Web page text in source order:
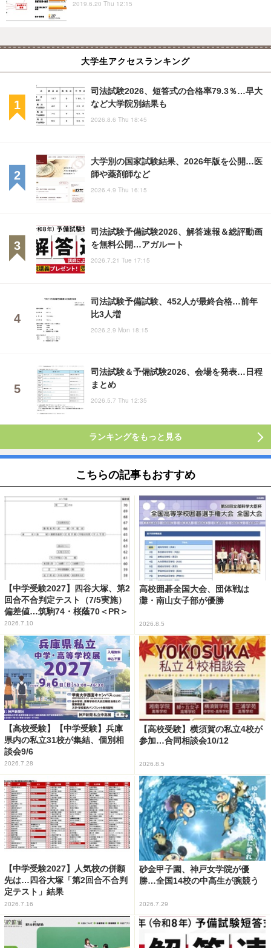
2019.6.20 Thu 12:15
大学生アクセスランキング
司法試験2026、短答式の合格率79.3％…早大
など大学院別結果も
2026.8.6 Thu 18:45
大学別の国家試験結果、2026年版を公開…医
師や薬剤師など
2026.4.9 Thu 16:15
司法試験予備試験2026、解答速報＆総評動画
を無料公開…アガルート
2026.7.21 Tue 17:15
司法試験予備試験、452人が最終合格…前年
比3人増
2026.2.9 Mon 18:15
司法試験＆予備試験2026、会場を発表…日程
まとめ
2026.5.7 Thu 12:35
ランキングをもっと見る
こちらの記事もおすすめ
【中学受験2027】四谷大塚、第2
回合不合判定テスト（7/5実施）
偏差値…筑駒74・桜蔭70＜PR＞
2026.7.10
高校囲碁全国大会、団体戦は
灘・南山女子部が優勝
2026.8.5
【高校受験】【中学受験】兵庫
県内の私立31校が集結、個別相
談会9/6
2026.7.28
【高校受験】横須賀の私立4校が
参加…合同相談会10/12
2026.8.5
【中学受験2027】人気校の併願
先は…四谷大塚「第2回合不合判
定テスト」結果
2026.7.16
砂金甲子園、神戸女学院が優
勝…全国14校の中高生が腕競う
2026.7.29